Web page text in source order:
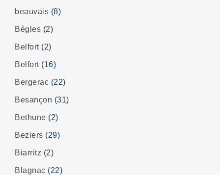
beauvais (8)
Bègles (2)
Belfort (2)
Belfort (16)
Bergerac (22)
Besançon (31)
Bethune (2)
Beziers (29)
Biarritz (2)
Blagnac (22)